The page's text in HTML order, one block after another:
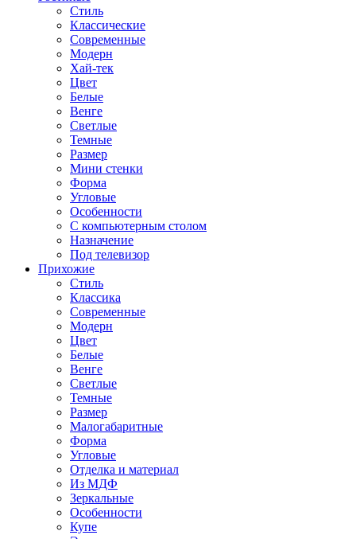
Стиль
Классические
Современные
Модерн
Хай-тек
Цвет
Белые
Венге
Светлые
Темные
Размер
Мини стенки
Форма
Угловые
Особенности
С компьютерным столом
Назначение
Под телевизор
Прихожие
Стиль
Классика
Современные
Модерн
Цвет
Белые
Венге
Светлые
Темные
Размер
Малогабаритные
Форма
Угловые
Отделка и материал
Из МДФ
Зеркальные
Особенности
Купе